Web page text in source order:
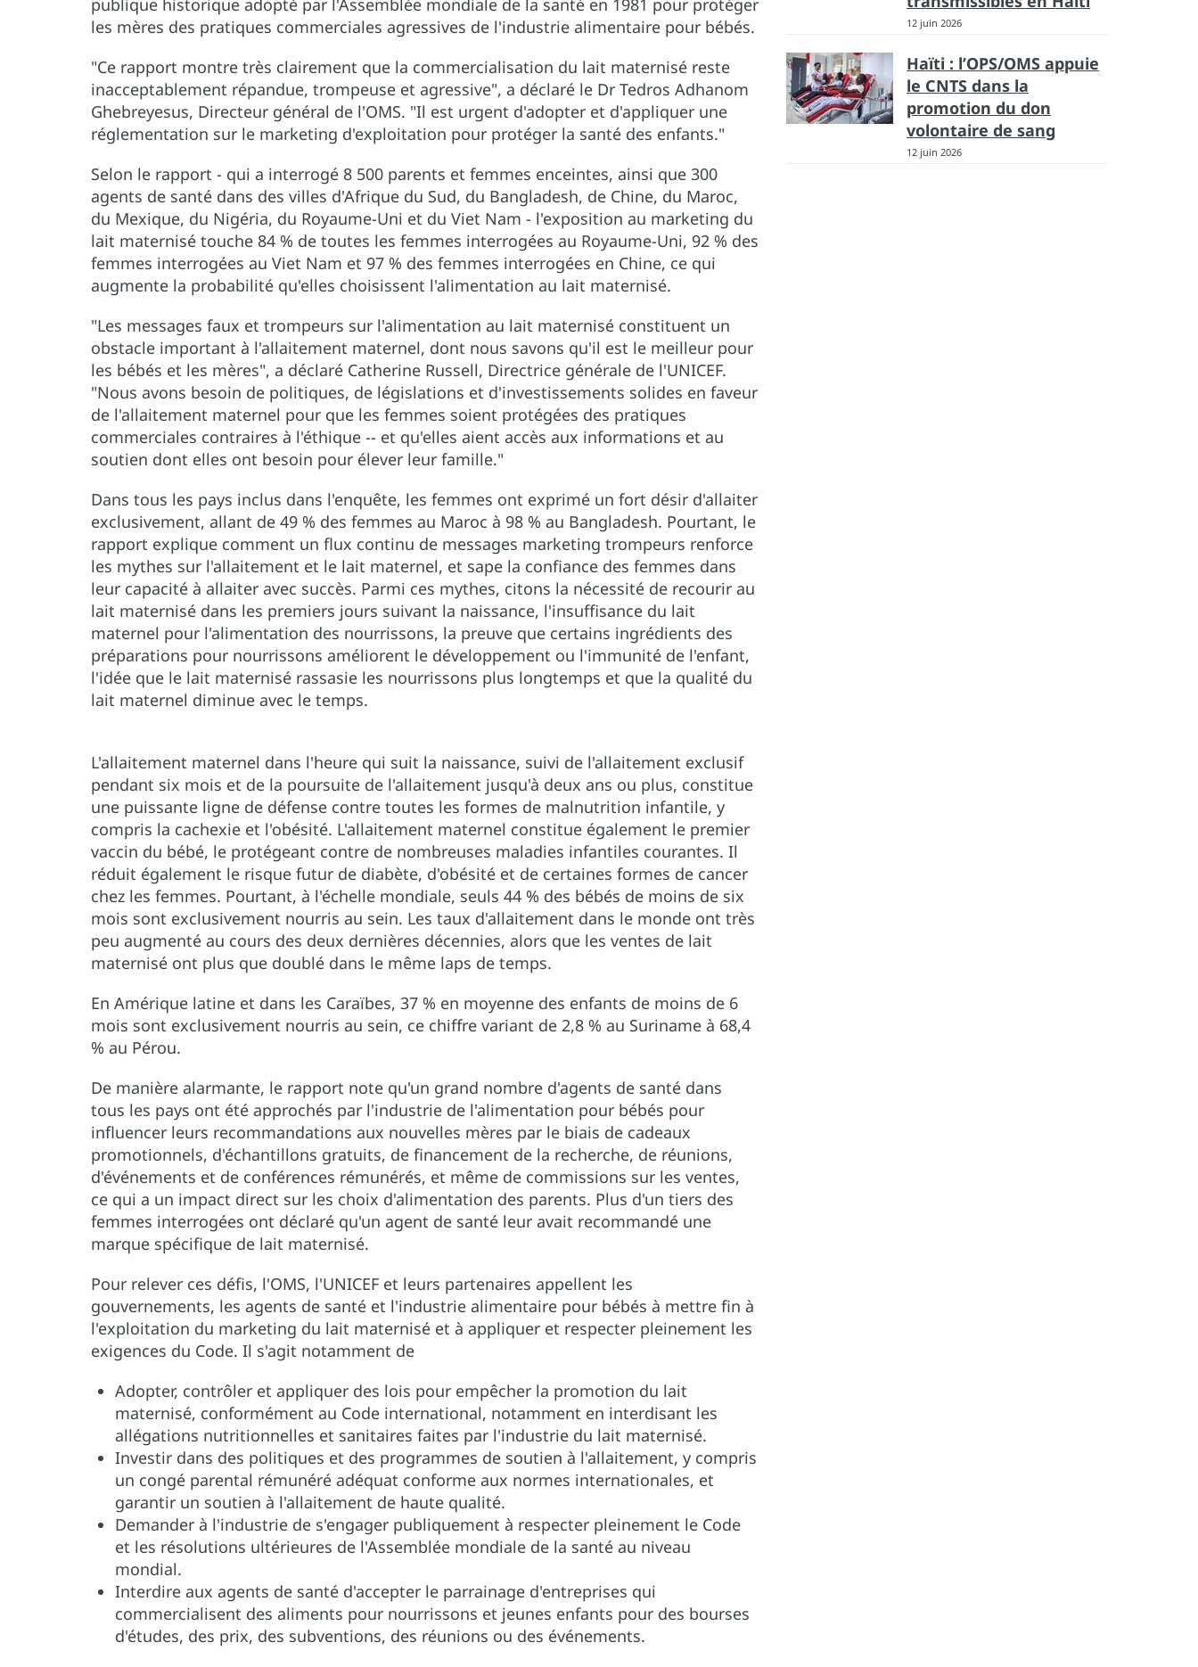
les mères des pratiques commerciales agressives de l'industrie alimentaire pour bébés.
"Ce rapport montre très clairement que la commercialisation du lait maternisé reste
inacceptablement répandue, trompeuse et agressive", a déclaré le Dr Tedros Adhanom
Ghebreyesus, Directeur général de l'OMS. "Il est urgent d'adopter et d'appliquer une
réglementation sur le marketing d'exploitation pour protéger la santé des enfants."
Selon le rapport - qui a interrogé 8 500 parents et femmes enceintes, ainsi que 300
agents de santé dans des villes d'Afrique du Sud, du Bangladesh, de Chine, du Maroc,
du Mexique, du Nigéria, du Royaume-Uni et du Viet Nam - l'exposition au marketing du
lait maternisé touche 84 % de toutes les femmes interrogées au Royaume-Uni, 92 % des
femmes interrogées au Viet Nam et 97 % des femmes interrogées en Chine, ce qui
augmente la probabilité qu'elles choisissent l'alimentation au lait maternisé.
"Les messages faux et trompeurs sur l'alimentation au lait maternisé constituent un
obstacle important à l'allaitement maternel, dont nous savons qu'il est le meilleur pour
les bébés et les mères", a déclaré Catherine Russell, Directrice générale de l'UNICEF.
"Nous avons besoin de politiques, de législations et d'investissements solides en faveur
de l'allaitement maternel pour que les femmes soient protégées des pratiques
commerciales contraires à l'éthique -- et qu'elles aient accès aux informations et au
soutien dont elles ont besoin pour élever leur famille."
Dans tous les pays inclus dans l'enquête, les femmes ont exprimé un fort désir d'allaiter
exclusivement, allant de 49 % des femmes au Maroc à 98 % au Bangladesh. Pourtant, le
rapport explique comment un flux continu de messages marketing trompeurs renforce
les mythes sur l'allaitement et le lait maternel, et sape la confiance des femmes dans
leur capacité à allaiter avec succès. Parmi ces mythes, citons la nécessité de recourir au
lait maternisé dans les premiers jours suivant la naissance, l'insuffisance du lait
maternel pour l'alimentation des nourrissons, la preuve que certains ingrédients des
préparations pour nourrissons améliorent le développement ou l'immunité de l'enfant,
l'idée que le lait maternisé rassasie les nourrissons plus longtemps et que la qualité du
lait maternel diminue avec le temps.
L'allaitement maternel dans l'heure qui suit la naissance, suivi de l'allaitement exclusif
pendant six mois et de la poursuite de l'allaitement jusqu'à deux ans ou plus, constitue
une puissante ligne de défense contre toutes les formes de malnutrition infantile, y
compris la cachexie et l'obésité. L'allaitement maternel constitue également le premier
vaccin du bébé, le protégeant contre de nombreuses maladies infantiles courantes. Il
réduit également le risque futur de diabète, d'obésité et de certaines formes de cancer
chez les femmes. Pourtant, à l'échelle mondiale, seuls 44 % des bébés de moins de six
mois sont exclusivement nourris au sein. Les taux d'allaitement dans le monde ont très
peu augmenté au cours des deux dernières décennies, alors que les ventes de lait
maternisé ont plus que doublé dans le même laps de temps.
En Amérique latine et dans les Caraïbes, 37 % en moyenne des enfants de moins de 6
mois sont exclusivement nourris au sein, ce chiffre variant de 2,8 % au Suriname à 68,4
% au Pérou.
De manière alarmante, le rapport note qu'un grand nombre d'agents de santé dans
tous les pays ont été approchés par l'industrie de l'alimentation pour bébés pour
influencer leurs recommandations aux nouvelles mères par le biais de cadeaux
promotionnels, d'échantillons gratuits, de financement de la recherche, de réunions,
d'événements et de conférences rémunérés, et même de commissions sur les ventes,
ce qui a un impact direct sur les choix d'alimentation des parents. Plus d'un tiers des
femmes interrogées ont déclaré qu'un agent de santé leur avait recommandé une
marque spécifique de lait maternisé.
Pour relever ces défis, l'OMS, l'UNICEF et leurs partenaires appellent les
gouvernements, les agents de santé et l'industrie alimentaire pour bébés à mettre fin à
l'exploitation du marketing du lait maternisé et à appliquer et respecter pleinement les
exigences du Code. Il s'agit notamment de
Adopter, contrôler et appliquer des lois pour empêcher la promotion du lait
maternisé, conformément au Code international, notamment en interdisant les
allégations nutritionnelles et sanitaires faites par l'industrie du lait maternisé.
Investir dans des politiques et des programmes de soutien à l'allaitement, y compris
un congé parental rémunéré adéquat conforme aux normes internationales, et
garantir un soutien à l'allaitement de haute qualité.
Demander à l'industrie de s'engager publiquement à respecter pleinement le Code
et les résolutions ultérieures de l'Assemblée mondiale de la santé au niveau
mondial.
Interdire aux agents de santé d'accepter le parrainage d'entreprises qui
commercialisent des aliments pour nourrissons et jeunes enfants pour des bourses
d'études, des prix, des subventions, des réunions ou des événements.
12 juin 2026
Haïti : l’OPS/OMS appuie
le CNTS dans la
promotion du don
volontaire de sang
12 juin 2026